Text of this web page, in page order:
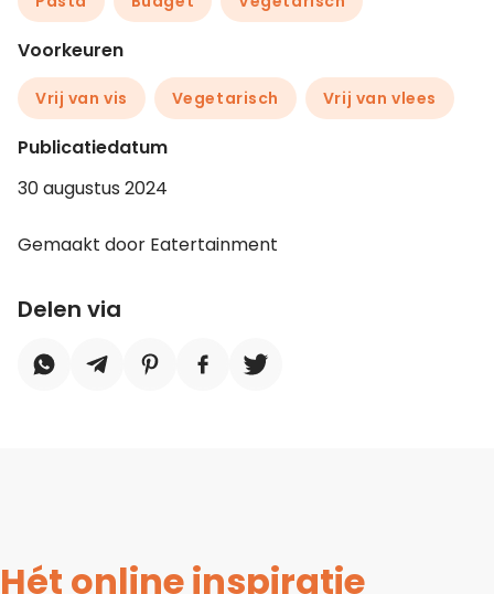
Voorkeuren
Vrij van vis Vegetarisch Vrij van vlees
Publicatiedatum
30 augustus 2024
Gemaakt door Eatertainment
Delen via
Hét online inspiratie